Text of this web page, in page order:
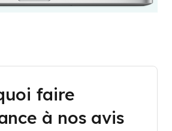
faire
à nos avis